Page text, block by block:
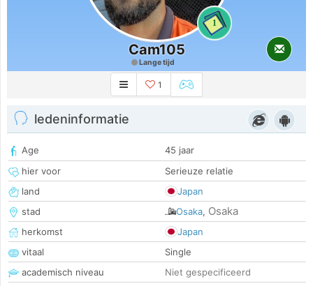
1
Cam105
Lange tijd
1
ledeninformatie
Age
45 jaar
hier voor
Serieuze relatie
land
Japan
stad
Osaka, Osaka
herkomst
Japan
vitaal
Single
academisch niveau
Niet gespecificeerd